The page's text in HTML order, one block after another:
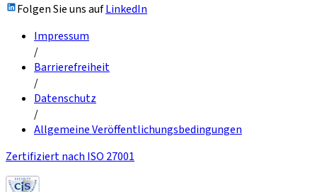
Folgen Sie uns aufLinkedIn
Impressum
/
Barrierefreiheit
/
Datenschutz
/
Allgemeine Veröffentlichungsbedingungen
Zertifiziert nach ISO 27001